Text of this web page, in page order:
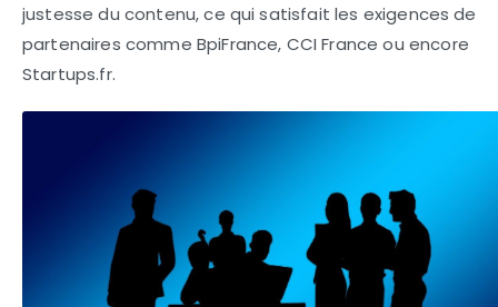
justesse du contenu, ce qui satisfait les exigences de
partenaires comme BpiFrance, CCI France ou encore
Startups.fr.